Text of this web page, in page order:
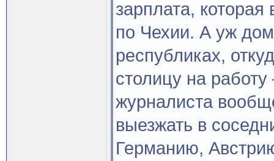
зарплата,
по Чехии. А уж
республиках,
столицу на
журналиста
выезжать в
Германию,